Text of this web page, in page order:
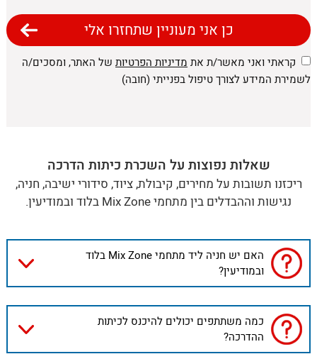
קראתי ואני מאשר/ת את מדיניות הפרטיותשל האתר, ומסכים/ה
לשמירת המידע לצורך טיפול בפנייתי (חובה)
שאלות נפוצות על השכרת כיתות הדרכה
ריכזנו תשובות על מחירים, קיבולת, ציוד, סידורי ישיבה, חניה,
נגישות וההבדלים בין מתחמי Mix Zone בלוד ובמודיעין.
האם יש חניה ליד מתחמי Mix Zone בלוד
ובמודיעין?
כמה משתתפים יכולים להיכנס לכיתות
ההדרכה?